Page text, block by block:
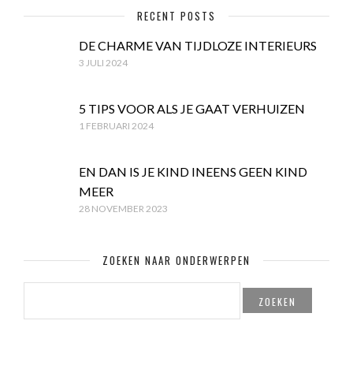
RECENT POSTS
DE CHARME VAN TIJDLOZE INTERIEURS
3 JULI 2024
5 TIPS VOOR ALS JE GAAT VERHUIZEN
1 FEBRUARI 2024
EN DAN IS JE KIND INEENS GEEN KIND
MEER
28 NOVEMBER 2023
ZOEKEN NAAR ONDERWERPEN
ZOEKEN